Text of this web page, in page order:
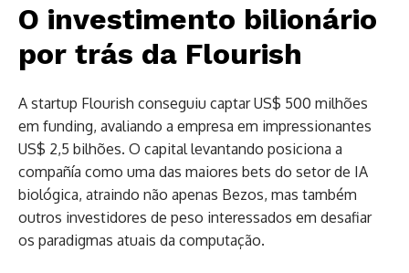
O investimento bilionário
por trás da Flourish
A startup Flourish conseguiu captar US$ 500 milhões
em funding, avaliando a empresa em impressionantes
US$ 2,5 bilhões. O capital levantando posiciona a
compañía como uma das maiores bets do setor de IA
biológica, atraindo não apenas Bezos, mas também
outros investidores de peso interessados em desafiar
os paradigmas atuais da computação.